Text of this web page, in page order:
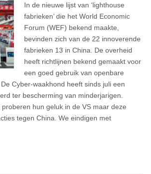
In de nieuwe lijst van ‘lighthouse
fabrieken’ die het World Economic
Forum (WEF) bekend maakte,
bevinden zich van de 22 innoverende
fabrieken 13 in China. De overheid
heeft richtlijnen bekend gemaakt voor
een goed gebruik van openbare
Cyber-waakhond heeft sinds juli een
ter bescherming van minderjarigen.
hun geluk in de VS maar deze
tegen China. We eindigen met